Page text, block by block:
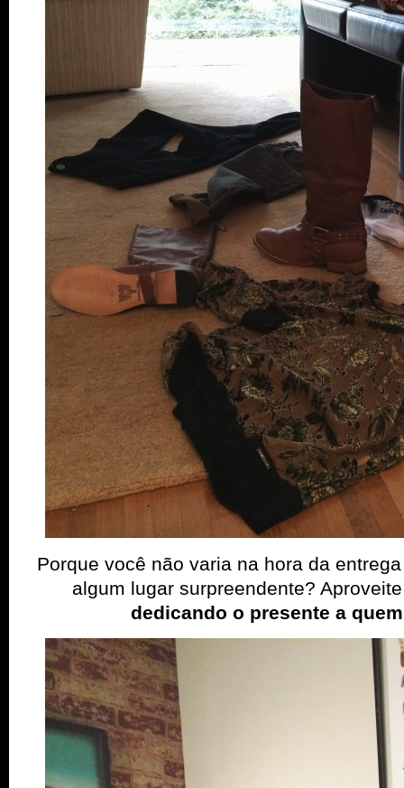
Porque você não varia na hora da
algum lugar surpreendente?
dedicando o presente a